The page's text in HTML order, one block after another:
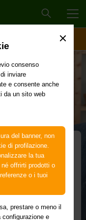
consenso
inviare
e consente anche
da un sito web
del banner, non
di profilazione.
la tua
offrirti prodotti o
o i tuoi
prestare o meno il
e
per investire
per iniziare subito